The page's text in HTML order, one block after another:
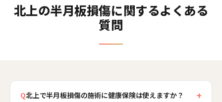
北上の半月板損傷に関するよくある
質問
Q北上で半月板損傷の施術に健康保険は使えますか？ +